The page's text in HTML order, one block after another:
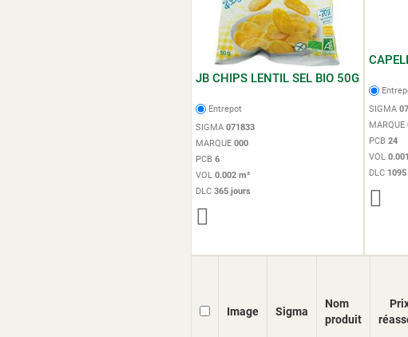
JB CHIPS LENTIL SEL BIO 50G
Entrepot
SIGMA 071833
MARQUE 000
PCB 6
VOL 0.002 m³
DLC 365 jours
SIGMA
MARQUE
PCB 24
VOL
DLC
Image Sigma
Nom
produit